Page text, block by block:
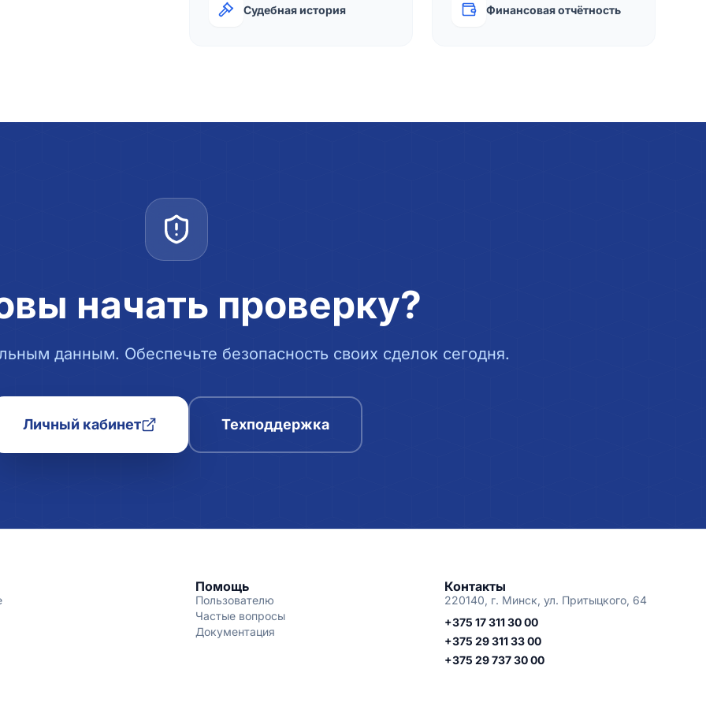
Судебная история Финансовая отчётность
начать проверку?
данным. Обеспечьте безопасность своих сделок сегодня.
Личный кабинет Техподдержка
Помощь
Пользователю
Частые вопросы
Документация
Контакты
220140, г. Минск, ул. Притыцкого, 64
+375 17 311 30 00
+375 29 311 33 00
+375 29 737 30 00